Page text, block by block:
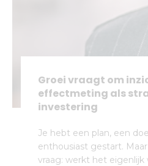
Groei vraagt om
effectmeting als
investering
Je hebt een plan, een
enthousiast gestart.
vraag: werkt het eigenlijk